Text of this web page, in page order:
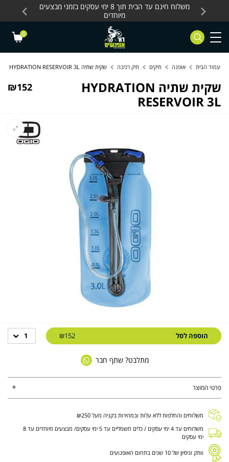
Skip to Content
Contact Us
כלים חשמליים
משלוח חינם עד הבית תוך 8 ימי עסקים בזמני מבצעים
מיוחדים
0
עמוד הבית אופנה תיקים תיק רכיבה שקית שתיה HYDRATION RESERVOIR 3L
שקית שתיה HYDRATION
RESERVOIR 3L
₪152
הוספה לסל ₪152
1
מתלבט? שתף חבר
פרטי המוצר
משלוחים והחלפות ללא עלות ובמהירות בקניה מעל ₪250
משלוחים עד 4 ימי עסקים / כלים חשמליים עד 5 ימי עסקים/ מבצעים מיוחדים עד 8
ימי עסקים
וותק וניסיון של 10 שנים בתחום האופנועים